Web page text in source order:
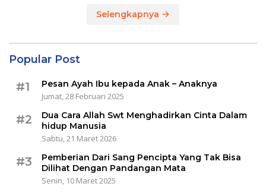
Selengkapnya
Popular Post
#1
Pesan Ayah Ibu kepada Anak – Anaknya
Jumat, 28 Februari 2025
#2
Dua Cara Allah Swt Menghadirkan Cinta Dalam
hidup Manusia
Sabtu, 21 Maret 2026
#3
Pemberian Dari Sang Pencipta Yang Tak Bisa
Dilihat Dengan Pandangan Mata
Senin, 10 Maret 2025